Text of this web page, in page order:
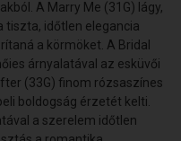
A Marry Me (31G) lágy,
tiszta, időtlen elegancia
a körmöket. A Bridal
árnyalatával az esküvői
(33G) finom rózsaszínes
boldogság érzetét kelti.
a szerelem időtlen